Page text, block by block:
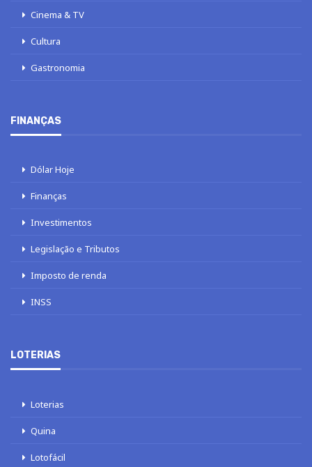
Cinema & TV
Cultura
Gastronomia
FINANÇAS
Dólar Hoje
Finanças
Investimentos
Legislação e Tributos
Imposto de renda
INSS
LOTERIAS
Loterias
Quina
Lotofácil